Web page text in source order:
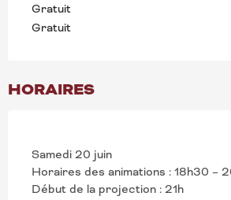
Gratuit
Gratuit
HORAIRES
Samedi 20 juin
Horaires des animations : 18h30 –
Début de la projection : 21h